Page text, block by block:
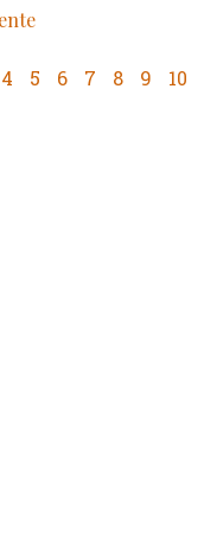
4 5 6 7 8 9 10